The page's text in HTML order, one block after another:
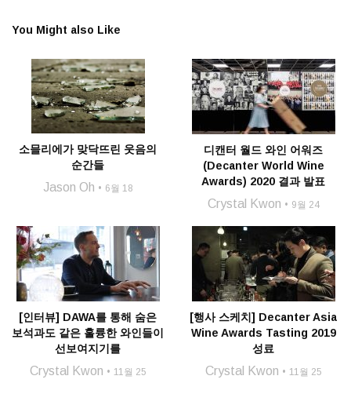
You Might also Like
소믈리에가 맞닥뜨린 웃음의
순간들
Jason Oh 6월 18
디캔터 월드 와인 어워즈
(Decanter World Wine
Awards) 2020 결과 발표
Crystal Kwon 9월 24
[인터뷰] DAWA를 통해 숨은
보석과도 같은 훌륭한 와인들이
선보여지기를
Crystal Kwon 11월 25
[행사 스케치] Decanter Asia
Wine Awards Tasting 2019
성료
Crystal Kwon 11월 25